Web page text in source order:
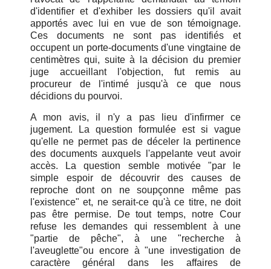
d'identifier et d'exhiber les dossiers qu'il avait
apportés avec lui en vue de son témoignage.
Ces documents ne sont pas identifiés et
occupent un porte-documents d'une vingtaine de
centimètres qui, suite à la décision du premier
juge accueillant l'objection, fut remis au
procureur de l'intimé jusqu'à ce que nous
décidions du pourvoi.
A mon avis, il n'y a pas lieu d'infirmer ce
jugement. La question formulée est si vague
qu'elle ne permet pas de déceler la pertinence
des documents auxquels l'appelante veut avoir
accès. La question semble motivée "par le
simple espoir de découvrir des causes de
reproche dont on ne soupçonne même pas
l'existence" et, ne serait-ce qu'à ce titre, ne doit
pas être permise. De tout temps, notre Cour
refuse les demandes qui ressemblent à une
"partie de pêche", à une "recherche à
l'aveuglette"ou encore à "une investigation de
caractère général dans les affaires de